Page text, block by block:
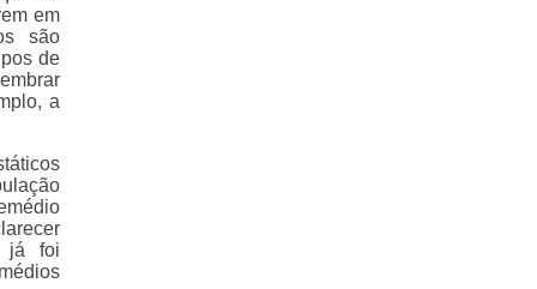
em
são
de
a
já foi